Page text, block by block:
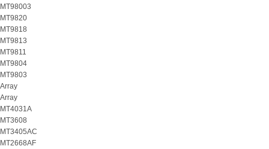
MT98003
MT9820
MT9818
MT9813
MT9811
MT9804
MT9803
Array
Array
MT4031A
MT3608
MT3405AC
MT2668AF